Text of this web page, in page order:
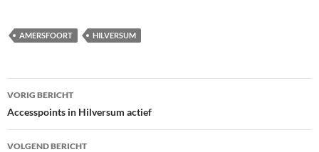
AMERSFOORT HILVERSUM
Bericht
navigatie
VORIG BERICHT
Accesspoints in Hilversum actief
VOLGEND BERICHT